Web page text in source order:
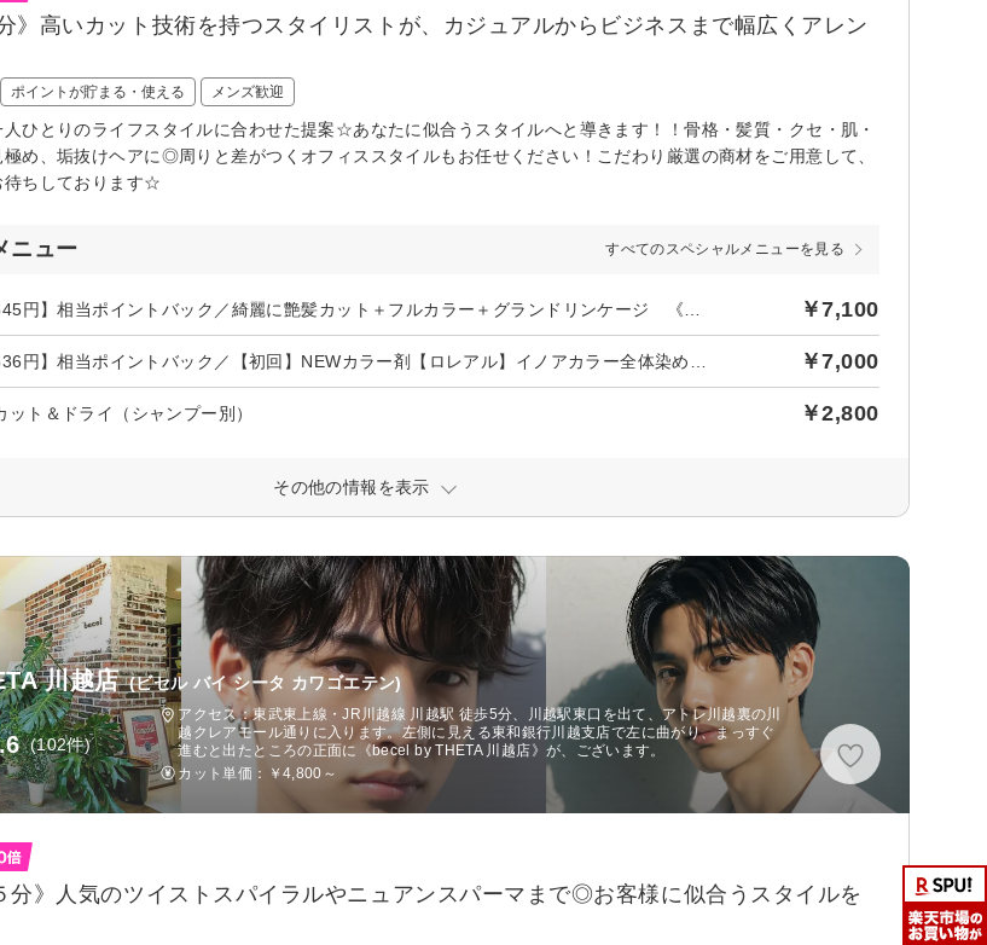
》高いカット技術を持つスタイリストが、カジュアルからビジネスまで幅広くアレン
ポイントが貯まる・使える メンズ歓迎
人ひとりのライフスタイルに合わせた提案☆あなたに似合うスタイルへと導きます！！骨格・髪質・クセ・肌・
め、垢抜けヘアに◎周りと差がつくオフィススタイルもお任せください！こだわり厳選の商材をご用意して、
待ちしております☆
ニュー すべてのスペシャルメニューを見る
￥7,100
￥7,000
ット＆ドライ（シャンプー別） ￥2,800
その他の情報を表示
川越店 (ビセル バイ シータ カワゴエテン)
(102件)
アクセス：東武東上線・JR川越線 川越駅 徒歩5分、川越駅東口を出て、アトレ川越裏の川
越クレアモール通りに入ります。左側に見える東和銀行川越支店で左に曲がり、まっすぐ
進むと出たところの正面に《becel by THETA 川越店》が、ございます。
カット単価：
￥4,800～
分》人気のツイストスパイラルやニュアンスパーマまで◎お客様に似合うスタイルを